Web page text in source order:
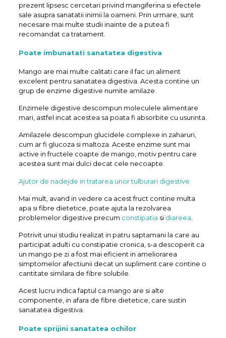
prezent lipsesc cercetari privind mangiferina si efectele
sale asupra sanatatii inimii la oameni. Prin urmare, sunt
necesare mai multe studii inainte de a putea fi
recomandat ca tratament.
Poate imbunatati sanatatea digestiva
Mango are mai multe calitati care il fac un aliment
excelent pentru sanatatea digestiva. Acesta contine un
grup de enzime digestive numite amilaze.
Enzimele digestive descompun moleculele alimentare
mari, astfel incat acestea sa poata fi absorbite cu usurinta.
Amilazele descompun glucidele complexe in zaharuri,
cum ar fi glucoza si maltoza. Aceste enzime sunt mai
active in fructele coapte de mango, motiv pentru care
acestea sunt mai dulci decat cele necoapte.
Ajutor de nadejde in tratarea unor tulburari digestive
Mai mult, avand in vedere ca acest fruct contine multa
apa si fibre dietetice, poate ajuta la rezolvarea
problemelor digestive precum constipatia si diareea
Potrivit unui studiu realizat in patru saptamani la care au
participat adulti cu constipatie cronica, s-a descoperit ca
un mango pe zi a fost mai eficient in ameliorarea
simptomelor afectiunii decat un supliment care contine o
cantitate similara de fibre solubile.
Acest lucru indica faptul ca mango are si alte
componente, in afara de fibre dietetice, care sustin
sanatatea digestiva.
Poate sprijini sanatatea ochilor